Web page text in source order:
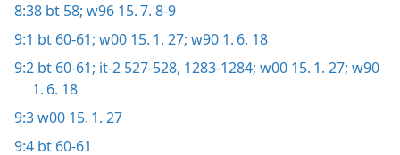
8:38 bt 58; w96 15. 7. 8-9
9:1 bt 60-61; w00 15. 1. 27; w90 1. 6. 18
9:2 bt 60-61; it-2 527-528, 1283-1284; w00 15. 1. 27; w90
1. 6. 18
9:3w00 15. 1. 27
9:4 bt 60-61